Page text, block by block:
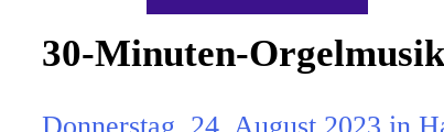
30-Minuten-Orgelmusik
Donnerstag, 24. August 2023 in